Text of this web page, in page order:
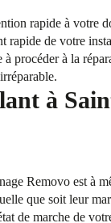
rapide à votre
rapide de votre
procéder à la
à
Removo est à
que soit leur
de marche de